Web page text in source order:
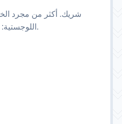
اللوجستية: نبني علاقات طويلة الأمد.